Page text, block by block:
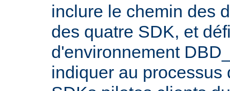
inclure le chemin des
des quatre SDK, et
d'environnement
indiquer au